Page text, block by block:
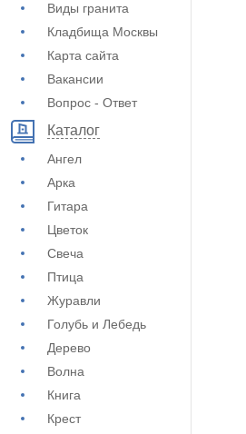
Виды гранита
Кладбища Москвы
Карта сайта
Вакансии
Вопрос - Ответ
Каталог
Ангел
Арка
Гитара
Цветок
Свеча
Птица
Журавли
Голубь и Лебедь
Дерево
Волна
Книга
Крест